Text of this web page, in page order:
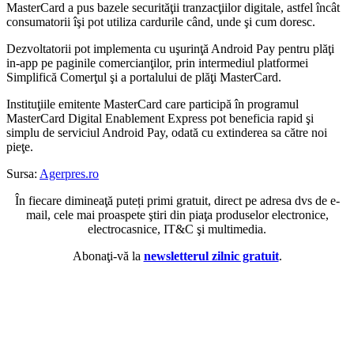
MasterCard a pus bazele securităţii tranzacţiilor digitale, astfel încât
consumatorii îşi pot utiliza cardurile când, unde şi cum doresc.
Dezvoltatorii pot implementa cu uşurinţă Android Pay pentru plăţi
in-app pe paginile comercianţilor, prin intermediul platformei
Simplifică Comerţul şi a portalului de plăţi MasterCard.
Instituţiile emitente MasterCard care participă în programul
MasterCard Digital Enablement Express pot beneficia rapid şi
simplu de serviciul Android Pay, odată cu extinderea sa către noi
pieţe.
Sursa: Agerpres.ro
În fiecare dimineaţă puteți primi gratuit, direct pe adresa dvs de e-
mail, cele mai proaspete ştiri din piaţa produselor electronice,
electrocasnice, IT&C şi multimedia.
Abonaţi-vă la newsletterul zilnic gratuit.